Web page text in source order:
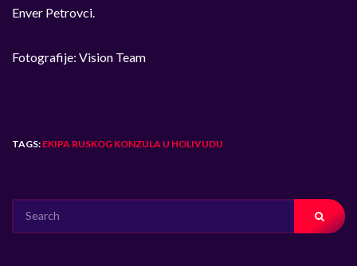
Enver Petrovci.
Fotografije: Vision Team
TAGS: EKIPA RUSKOG KONZULA U HOLIVUDU
FOR: